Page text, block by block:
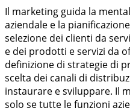
Il marketing guida la
aziendale e la
selezione dei clienti da
e dei prodotti e servizi da
definizione di strategie di
scelta dei canali di
instaurare e sviluppare. Il
solo se tutte le funzioni